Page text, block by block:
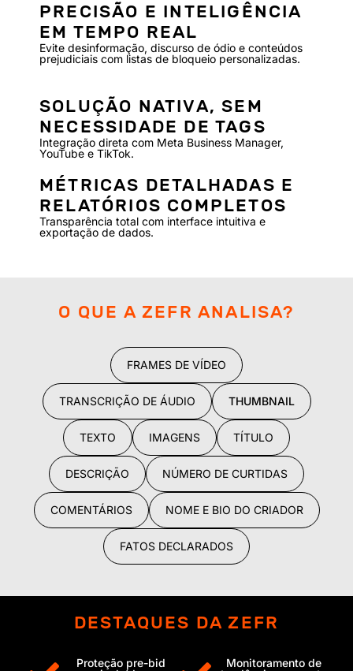
PRECISÃO E INTELIGÊNCIA
EM TEMPO REAL
Evite desinformação, discurso de ódio e conteúdos
prejudiciais com listas de bloqueio personalizadas.
SOLUÇÃO NATIVA, SEM
NECESSIDADE DE TAGS
Integração direta com Meta Business Manager,
YouTube e TikTok.
MÉTRICAS DETALHADAS E
RELATÓRIOS COMPLETOS
Transparência total com interface intuitiva e
exportação de dados.
O QUE A ZEFR ANALISA?
FRAMES DE VÍDEO
TRANSCRIÇÃO DE ÁUDIO THUMBNAIL
TEXTO IMAGENS TÍTULO
DESCRIÇÃO NÚMERO DE CURTIDAS
COMENTÁRIOS NOME E BIO DO CRIADOR
FATOS DECLARADOS
DESTAQUES DA ZEFR
Proteção pre-bid
Monitoramento de